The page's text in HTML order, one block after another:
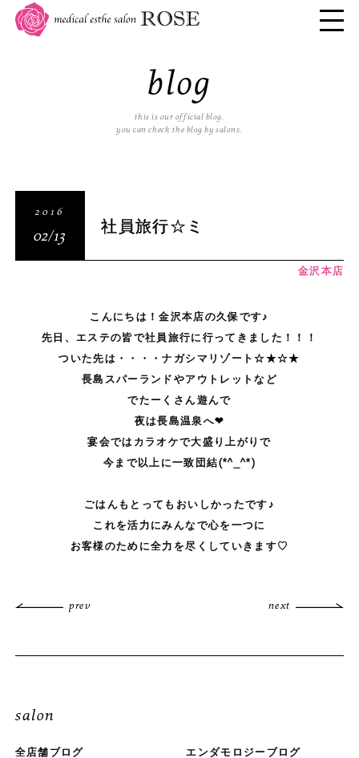
blog
this is our official blog.
you can check the blog by salons.
2016
02/13 社員旅行☆ミ
金沢本店
こんにちは！金沢本店の久保です♪
先日、エステの皆で社員旅行に行ってきました！！！
ついた先は・・・・ナガシマリゾート☆★☆★
長島スパーランドやアウトレットなど
でたーくさん遊んで
夜は長島温泉へ❤
宴会ではカラオケで大盛り上がりで
今まで以上に一致団結(*^_^*)
ごはんもとってもおいしかったです♪
これを活力にみんなで心を一つに
お客様のために全力を尽くしていきます♡
prev next
salon
全店舗ブログ エンダモロジーブログ